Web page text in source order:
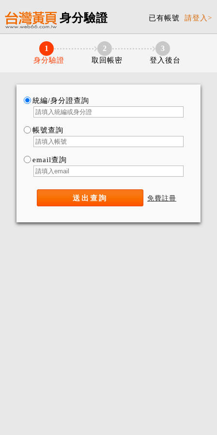
身分驗證 已有帳號 請登入>
1
身分驗證
2
取回帳密
3
登入後台
統編/身分證查詢
帳號查詢
email查詢
免費註冊